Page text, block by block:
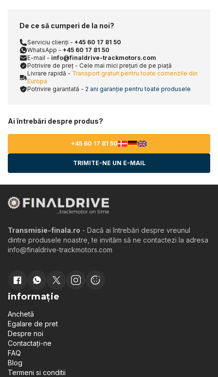
De ce să cumperi de la noi?
Serviciu clienți - +45 60 17 81 50
WhatsApp - +45 60 17 81 50
E-mail - info@finaldrive-trackmotors.com
Potrivire de preț - Cele mai mici prețuri de pe piață
Livrare rapidă - Transport gratuit pentru toate comenzile din
Europa
Potrivire garantată - 2 ani garanție pentru toate produsele
Ai întrebări despre produs?
+45 60 17 81 50
TRIMITE-NE UN E-MAIL
Transmisie-finala.ro - Dacă ai întrebări despre vreunul
dintre produsele noastre, te invităm să ne contactezi la adresa
info@finaldrive-trackmotors.com
informație
Anchetă
Egalare de pret
Despre noi
Contactați-ne
FAQ
Blog
Termeni si conditii